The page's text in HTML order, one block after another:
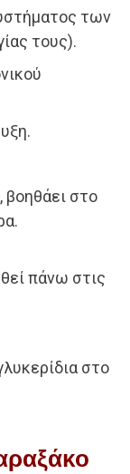
των
τους).
βοηθάει στο
πάνω στις
στο